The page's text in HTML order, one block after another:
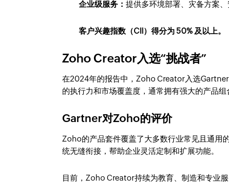
企业级服务：提供多环境部署、灾备方案
客户兴趣指数（CII）得分为 50% 及以上。
Zoho Creator入选“挑战者”
在2024年的报告中，Zoho Creator入选
的执行力和市场覆盖度，通常拥有强大的产品
Gartner对Zoho的评价
Zoho的产品套件覆盖了大多数行业常见且通
统无缝衔接，帮助企业灵活定制和扩展功能。
目前，Zoho Creator持续为教育、制造和专业